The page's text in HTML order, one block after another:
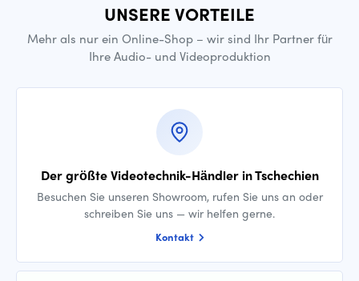
UNSERE VORTEILE
Mehr als nur ein Online-Shop – wir sind Ihr Partner für
Ihre Audio- und Videoproduktion
Der größte Videotechnik-Händler in Tschechien
Besuchen Sie unseren Showroom, rufen Sie uns an oder
schreiben Sie uns — wir helfen gerne.
Kontakt